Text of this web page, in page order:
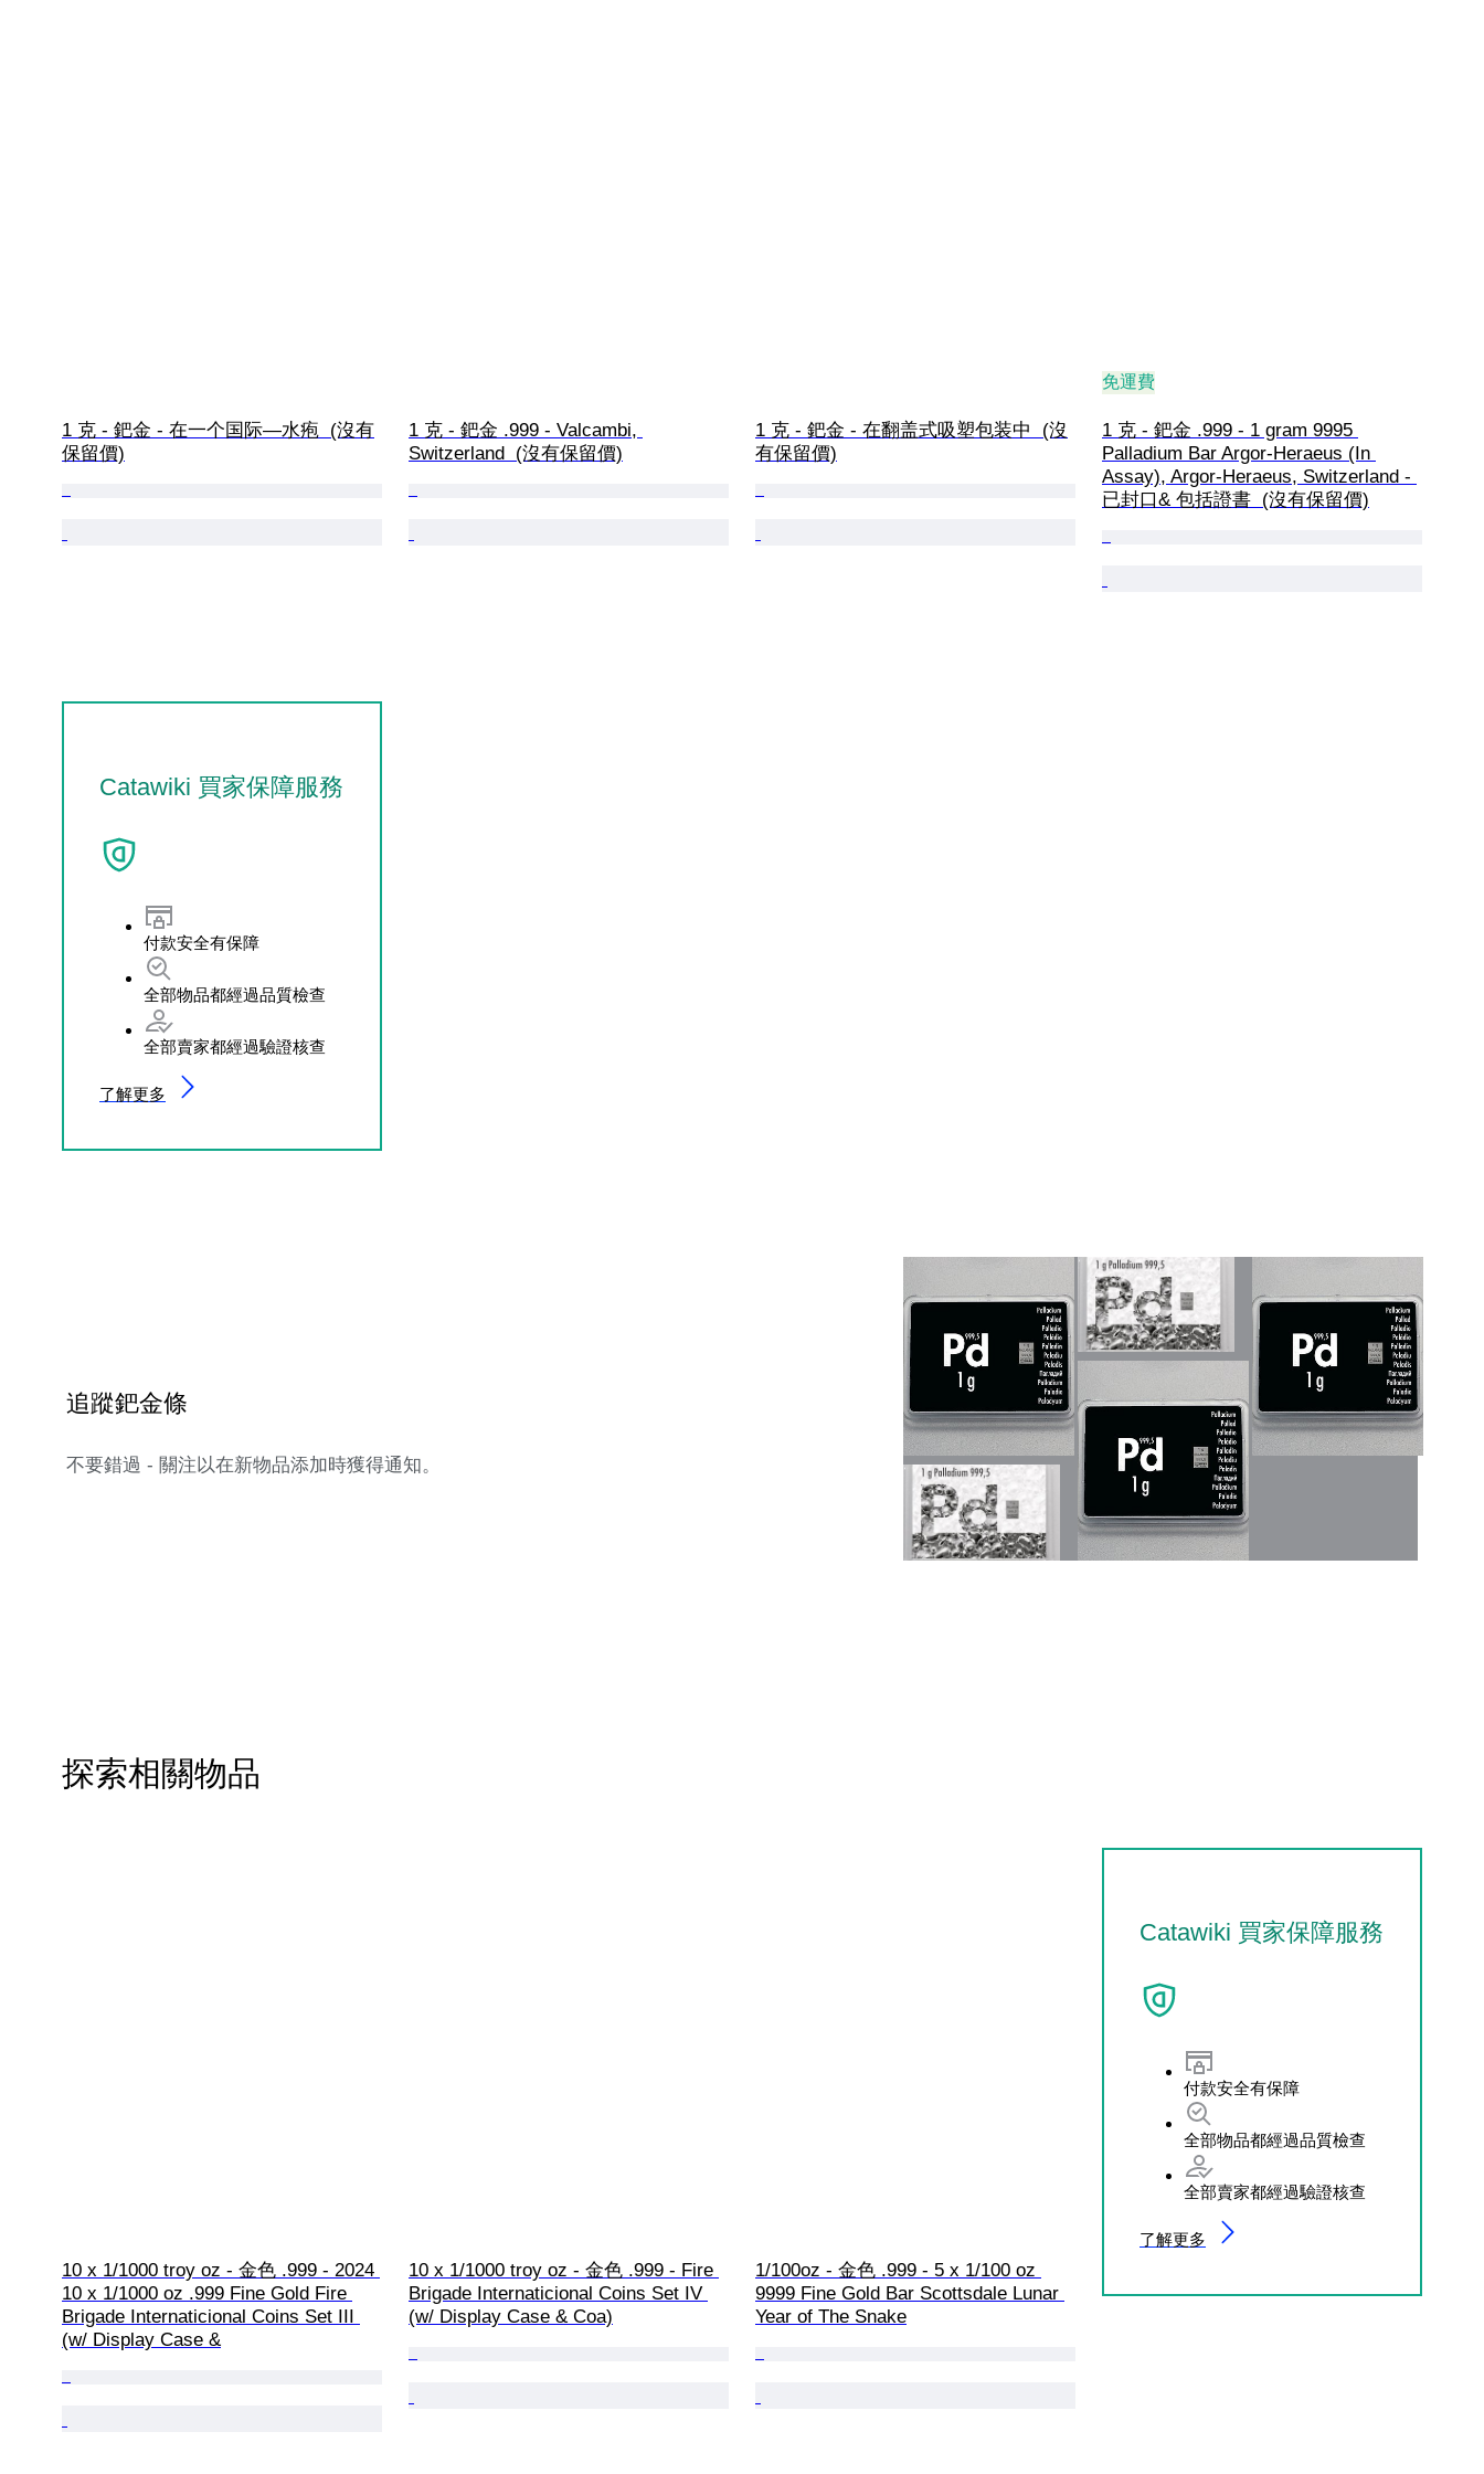
1 克 - 鈀金 - 在一个国际—水疱  (沒有
保留價)
1 克 - 鈀金 .999 - Valcambi,
Switzerland  (沒有保留價)
1 克 - 鈀金 - 在翻盖式吸塑包装中  (沒
有保留價)
免運費
1 克 - 鈀金 .999 - 1 gram 9995
Palladium Bar Argor-Heraeus (In
Assay), Argor-Heraeus, Switzerland -
已封口& 包括證書  (沒有保留價)
Catawiki 買家保障服務
付款安全有保障
全部物品都經過品質檢查
全部賣家都經過驗證核查
了解更多
追蹤鈀金條
不要錯過 - 關注以在新物品添加時獲得通知。
探索相關物品
Catawiki 買家保障服務
付款安全有保障
全部物品都經過品質檢查
全部賣家都經過驗證核查
了解更多
10 x 1/1000 troy oz - 金色 .999 - 2024
10 x 1/1000 oz .999 Fine Gold Fire
Brigade Internaticional Coins Set III
(w/ Display Case &
10 x 1/1000 troy oz - 金色 .999 - Fire
Brigade Internaticional Coins Set IV
(w/ Display Case & Coa)
1/100oz - 金色 .999 - 5 x 1/100 oz
9999 Fine Gold Bar Scottsdale Lunar
Year of The Snake